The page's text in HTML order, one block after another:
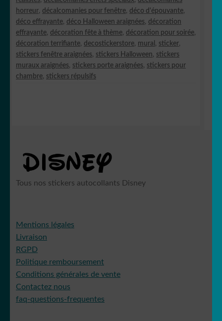
horreur, décalcomanies pour fenêtre, déco d'épouvante,
déco effrayante, déco Halloween araignées, décoration
effrayante, décoration fête à thème, décoration pour soirée,
décoration terrifiante, decostickerstore, mural , sticker,
stickers fenêtre araignées, stickers Halloween, stickers
muraux araignées, stickers porte araignées, stickers pour
chambre, stickers répulsifs
Tous nos stickers autocollants Disney
Mentions légales
Livraison
RGPD
Politique remboursement
Conditions générales de vente
Contactez nous
faq-questions-frequentes